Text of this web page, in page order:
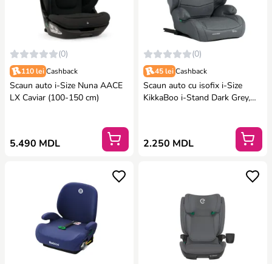
(0)
110 lei Cashback
Scaun auto i-Size Nuna AACE
LX Caviar (100-150 cm)
5.490 MDL
(0)
45 lei Cashback
Scaun auto cu isofix i-Size
KikkaBoo i-Stand Dark Grey,
2.250 MDL